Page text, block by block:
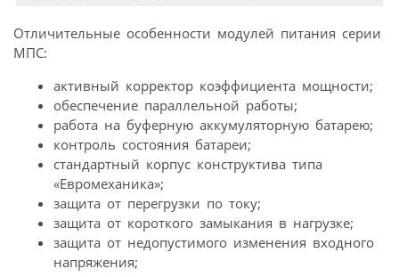
Отличительные особенности модулей питания серии
МПС:
активный корректор коэффициента мощности;
обеспечение параллельной работы;
работа на буферную аккумуляторную батарею;
контроль состояния батареи;
стандартный корпус конструктива типа
«Евромеханика»;
защита от перегрузки по току;
защита от короткого замыкания в нагрузке;
защита от недопустимого изменения входного
напряжения;